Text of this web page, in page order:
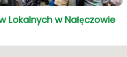
Lokalnych w Nałęczowie